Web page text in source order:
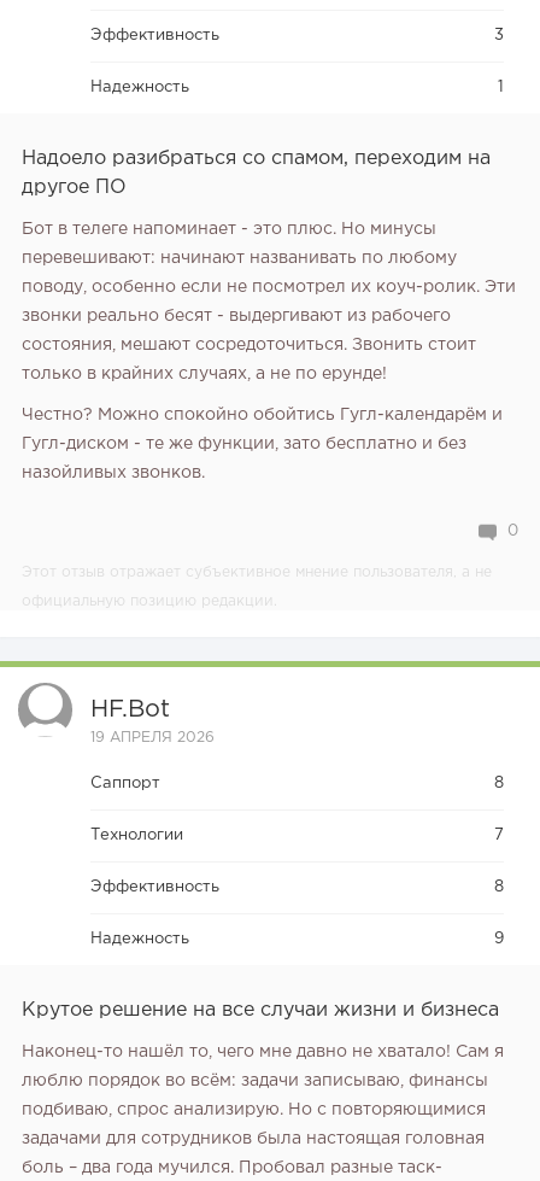
Эффективность 3
Надежность
Надоело разибраться со спамом, переходим на
другое ПО
Бот в телеге напоминает - это плюс. Но минусы
перевешивают: начинают названивать по любому
поводу, особенно если не посмотрел их коуч-ролик. Эти
звонки реально бесят - выдергивают из рабочего
состояния, мешают сосредоточиться. Звонить стоит
только в крайних случаях, а не по ерунде!
Честно? Можно спокойно обойтись Гугл-календарём и
Гугл-диском - те же функции, зато бесплатно и без
назойливых звонков.
0
Этот отзыв отражает субъективное мнение пользователя, а не
официальную позицию редакции.
HF.bot
19 АПРЕЛЯ 2026
Саппорт 8
Технологии 7
Эффективность 8
Надежность 9
Крутое решение на все случаи жизни и бизнеса
Наконец-то нашёл то, чего мне давно не хватало! Сам я
люблю порядок во всём: задачи записываю, финансы
подбиваю, спрос анализирую. Но с повторяющимися
задачами для сотрудников была настоящая головная
боль – два года мучился. Пробовал разные таск-